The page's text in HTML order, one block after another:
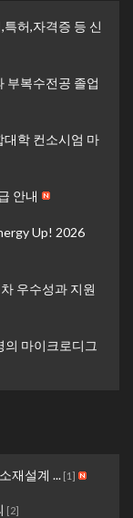
허,자격증 등 신
부복수전공 졸업
학 컨소시엄 마
안내
Up! 2026
우수성과 지원
마이크로디그
재설계 ... [1]
[2]